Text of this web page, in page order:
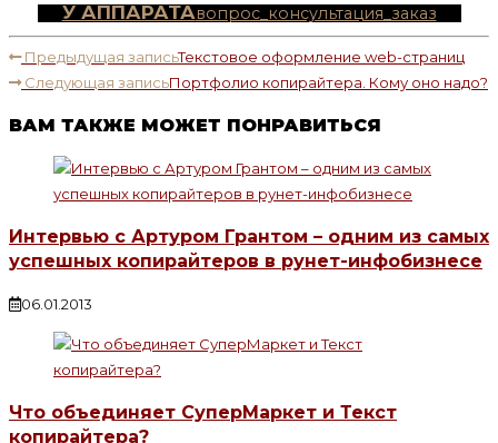
У АППАРАТАвопрос_консультация_заказ
ЧИТАТЬ
СТАТЬИ
Предыдущая записьТекстовое оформление web-страниц
Следующая записьПортфолио копирайтера. Кому оно надо?
ВАМ ТАКЖЕ МОЖЕТ ПОНРАВИТЬСЯ
Интервью с Артуром Грантом – одним из самых
успешных копирайтеров в рунет-инфобизнесе
06.01.2013
Что объединяет СуперМаркет и Текст
копирайтера?